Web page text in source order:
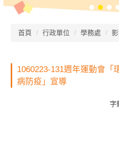
首頁 行政單位 學務處
1060223-131週年運動會「
病防疫」宣導
字